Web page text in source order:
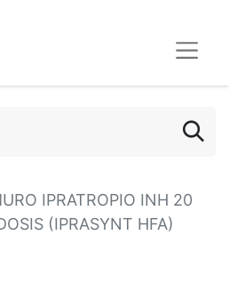
IPRATROPIO INH 20
(IPRASYNT HFA)